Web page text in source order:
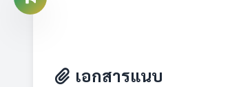
เอกสารแนบ